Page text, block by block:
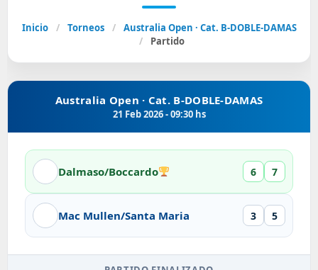
Inicio / Torneos /
Australia Open · Cat. B-DOBLE-DAMAS
/
Partido
Australia Open · Cat. B-DOBLE-DAMAS
21 Feb 2026 - 09:30 hs
Dalmaso/Boccardo 6 7
Mac Mullen/Santa Maria 3 5